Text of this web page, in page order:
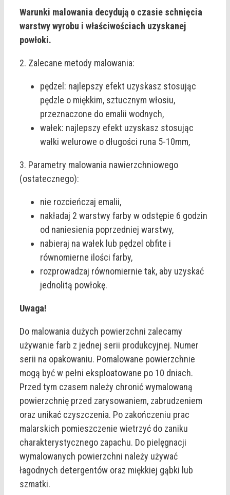
Warunki malowania decydują o czasie schnięcia
warstwy wyrobu i właściwościach uzyskanej
powłoki.
2. Zalecane metody malowania:
pędzel: najlepszy efekt uzyskasz stosując
pędzle o miękkim, sztucznym włosiu,
przeznaczone do emalii wodnych,
wałek: najlepszy efekt uzyskasz stosując
wałki welurowe o długości runa 5-10mm,
3. Parametry malowania nawierzchniowego
(ostatecznego):
nie rozcieńczaj emalii,
nakładaj 2 warstwy farby w odstępie 6 godzin
od naniesienia poprzedniej warstwy,
nabieraj na wałek lub pędzel obfite i
równomierne ilości farby,
rozprowadzaj równomiernie tak, aby uzyskać
jednolitą powłokę.
Uwaga!
Do malowania dużych powierzchni zalecamy
używanie farb z jednej serii produkcyjnej. Numer
serii na opakowaniu. Pomalowane powierzchnie
mogą być w pełni eksploatowane po 10 dniach.
Przed tym czasem należy chronić wymalowaną
powierzchnię przed zarysowaniem, zabrudzeniem
oraz unikać czyszczenia. Po zakończeniu prac
malarskich pomieszczenie wietrzyć do zaniku
charakterystycznego zapachu. Do pielęgnacji
wymalowanych powierzchni należy używać
łagodnych detergentów oraz miękkiej gąbki lub
szmatki.